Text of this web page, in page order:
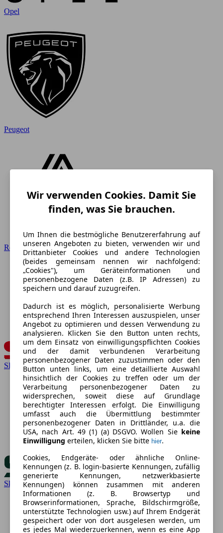
Opel
Peugeot
Renault
SEAT
Skoda
Wir verwenden Cookies. Damit Sie
finden, was Sie brauchen.
Um Ihnen die bestmögliche Benutzererfahrung auf
unseren Angeboten zu bieten, verwenden wir und
Drittanbieter Cookies und andere Technologien
(beides gemeinsam nennen wir nachfolgend:
„Cookies"), um Geräteinformationen und
personenbezogene Daten (z.B. IP Adressen) zu
speichern und darauf zuzugreifen.
Dadurch ist es möglich, personalisierte Werbung
entsprechend Ihren Interessen auszuspielen, unser
Angebot zu optimieren und dessen Verwendung zu
analysieren. Klicken Sie den Button unten rechts,
um dem Einsatz von einwilligungspflichten Cookies
und der damit verbundenen Verarbeitung
personenbezogener Daten zuzustimmen oder den
Button unten links, um eine detaillierte Auswahl
hinsichtlich der Cookies zu treffen oder um der
Verarbeitung personenbezogener Daten zu
widersprechen, soweit diese auf Grundlage
berechtigter Interessen erfolgt. Die Einwilligung
umfasst auch die Übermittlung bestimmter
personenbezogener Daten in Drittländer, u.a. die
USA, nach Art. 49 (1) (a) DSGVO. Wollen Sie keine
Einwilligung erteilen, klicken Sie bitte hier.
Cookies, Endgeräte- oder ähnliche Online-
Kennungen (z. B. login-basierte Kennungen, zufällig
generierte Kennungen, netzwerkbasierte
Kennungen) können zusammen mit anderen
Informationen (z. B. Browsertyp und
Browserinformationen, Sprache, Bildschirmgröße,
unterstützte Technologien usw.) auf Ihrem Endgerät
gespeichert oder von dort ausgelesen werden, um
es jedes Mal wiederzuerkennen, wenn es eine App